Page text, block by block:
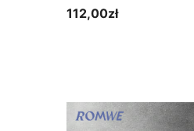
112,00zł